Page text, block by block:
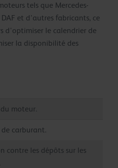
tels que Mercedes-
DAF et d'autres fabricants, ce
d'optimiser le calendrier de
la disponibilité des
moteur.
carburant.
contre les dépôts sur les